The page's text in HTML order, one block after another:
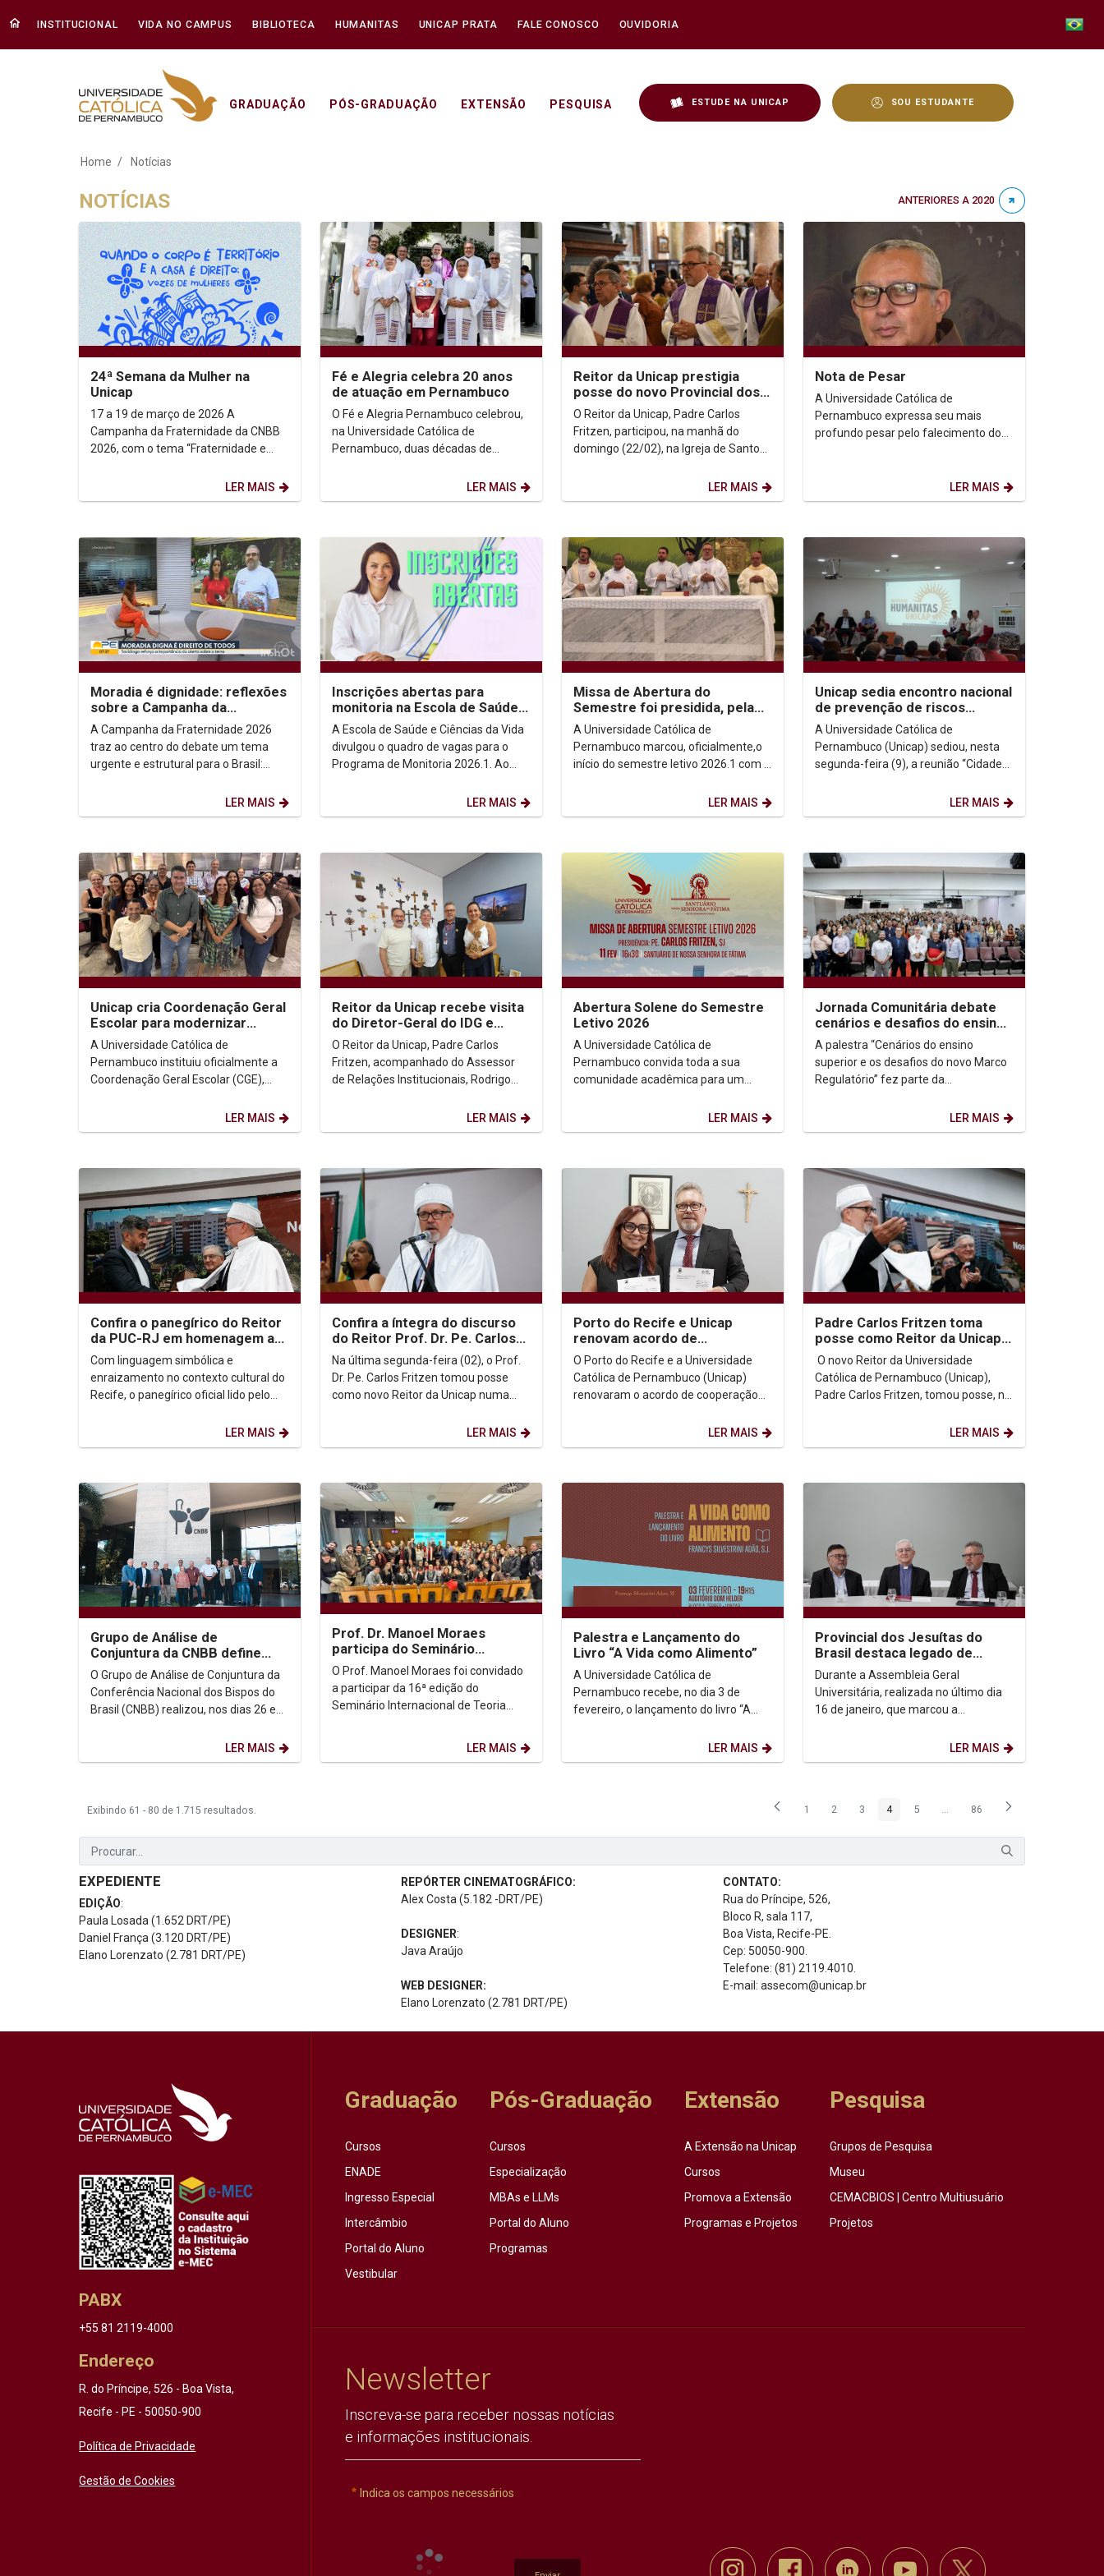
INSTITUCIONAL VIDA NO CAMPUS BIBLIOTECA HUMANITAS UNICAP PRATA FALE CONOSCO OUVIDORIA
GRADUAÇÃO PÓS-GRADUAÇÃO EXTENSÃO PESQUISA ESTUDE NA UNICAP SOU ESTUDANTE
Notícias - Unicap
Home Notícias
NOTÍCIAS ANTERIORES A 2020
24ª Semana da Mulher na
Unicap
17 a 19 de março de 2026 A
Campanha da Fraternidade da CNBB
2026, com o tema “Fraternidade e
LER MAIS
Fé e Alegria celebra 20 anos
de atuação em Pernambuco
O Fé e Alegria Pernambuco celebrou,
na Universidade Católica de
Pernambuco, duas décadas de
popular e à transformação social. A...
LER MAIS
Reitor da Unicap prestigia
posse do novo Provincial dos
Jesuítas no Rio de Janeiro
O Reitor da Unicap, Padre Carlos
Fritzen, participou, na manhã do
domingo (22/02), na Igreja de Santo
LER MAIS
Nota de Pesar
A Universidade Católica de
Pernambuco expressa seu mais
profundo pesar pelo falecimento do
LER MAIS
Moradia é dignidade: reflexões
sobre a Campanha da
Fraternidade 2026
A Campanha da Fraternidade 2026
traz ao centro do debate um tema
urgente e estrutural para o Brasil:
LER MAIS
Inscrições abertas para
monitoria na Escola de Saúde e
Ciências da Vida
A Escola de Saúde e Ciências da Vida
divulgou o quadro de vagas para o
Programa de Monitoria 2026.1. Ao
LER MAIS
Missa de Abertura do
Semestre foi presidida, pela
primeira vez, pelo novo Reitor,
Pe. Carlos Fritzen
A Universidade Católica de
Pernambuco marcou, oficialmente,o
início do semestre letivo 2026.1 com a
celebrada na tarde desta...LER MAIS
Unicap sedia encontro nacional
de prevenção de riscos
socioambientais
A Universidade Católica de
Pernambuco (Unicap) sediou, nesta
segunda-feira (9), a reunião “Cidade
comunidade”, atividade que...LER MAIS
Unicap cria Coordenação Geral
Escolar para modernizar
processos acadêmicos e
ampliar o uso de IA...
A Universidade Católica de
Pernambuco instituiu oficialmente a
Coordenação Geral Escolar (CGE),
vinculada à Pró-reitoria de...LER MAIS
Reitor da Unicap recebe visita
do Diretor-Geral do IDG e
Diretora do Paço do Frevo
O Reitor da Unicap, Padre Carlos
Fritzen, acompanhado do Assessor
de Relações Institucionais, Rodrigo
LER MAIS
Abertura Solene do Semestre
Letivo 2026
A Universidade Católica de
Pernambuco convida toda a sua
comunidade acadêmica para um
nós...
LER MAIS
Jornada Comunitária debate
cenários e desafios do ensino
superior
A palestra “Cenários do ensino
superior e os desafios do novo Marco
Regulatório” fez parte da
Comunitária, evento voltado à...LER MAIS
Confira o panegírico do Reitor
da PUC-RJ em homenagem ao
Reitor Padre Carlos Fritzen
Com linguagem simbólica e
enraizamento no contexto cultural do
Recife, o panegírico oficial lido pelo
LER MAIS
Confira a íntegra do discurso
do Reitor Prof. Dr. Pe. Carlos
Fritzen
Na última segunda-feira (02), o Prof.
Dr. Pe. Carlos Fritzen tomou posse
como novo Reitor da Unicap numa
LER MAIS
Porto do Recife e Unicap
renovam acordo de
cooperação para fortalecer
inovação e formação
acadêmica
O Porto do Recife e a Universidade
Católica de Pernambuco (Unicap)
renovaram o acordo de cooperação
LER MAIS
Padre Carlos Fritzen toma
posse como Reitor da Unicap e
assina convênio com a PUC-
Rio
O novo Reitor da Universidade
Católica de Pernambuco (Unicap),
Padre Carlos Fritzen, tomou posse, na
LER MAIS
Grupo de Análise de
Conjuntura da CNBB define
prioridades e metodologia
para 2026
O Grupo de Análise de Conjuntura da
Conferência Nacional dos Bispos do
Brasil (CNBB) realizou, nos dias 26 e
LER MAIS
Prof. Dr. Manoel Moraes
participa do Seminário
Internacional de Teoria Crítica
dos Direitos...
O Prof. Manoel Moraes foi convidado
a participar da 16ª edição do
Seminário Internacional de Teoria
LER MAIS
Palestra e Lançamento do
Livro “A Vida como Alimento”
A Universidade Católica de
Pernambuco recebe, no dia 3 de
fevereiro, o lançamento do livro “A
LER MAIS
Provincial dos Jesuítas do
Brasil destaca legado de
Padre Pedro Rubens
Durante a Assembleia Geral
Universitária, realizada no último dia
16 de janeiro, que marcou a
Pedro Rubens para o Padre...LER MAIS
Exibindo 61 - 80 de 1.715 resultados. Página
1 Página
2 Página
3 Página
4 Página
5 ...Páginas intermediárias Usar ABA
Página
86
EXPEDIENTE
EDIÇÃO:
Paula Losada (1.652 DRT/PE)
Daniel França (3.120 DRT/PE)
Elano Lorenzato (2.781 DRT/PE)
REPÓRTER CINEMATOGRÁFICO:
Alex Costa (5.182 -DRT/PE)
DESIGNER:
Java Araújo
WEB DESIGNER:
Elano Lorenzato (2.781 DRT/PE)
CONTATO:
Rua do Príncipe, 526,
Bloco R, sala 117,
Boa Vista, Recife-PE.
Cep: 50050-900.
Telefone: (81) 2119.4010.
E-mail: assecom@unicap.br
PABX
+55 81 2119-4000
Endereço
R. do Príncipe, 526 - Boa Vista,
Recife - PE - 50050-900
Política de Privacidade
Gestão de Cookies
Graduação
Cursos
ENADE
Ingresso Especial
Intercâmbio
Portal do Aluno
Vestibular
Pós-Graduação
Cursos
Especialização
MBAs e LLMs
Portal do Aluno
Programas
Extensão
A Extensão na Unicap
Cursos
Promova a Extensão
Programas e Projetos
Pesquisa
Grupos de Pesquisa
Museu
CEMACBIOS | Centro Multiusuário
Projetos
Newsletter
Inscreva-se para receber nossas notícias
e informações institucionais.
Indica os campos necessários